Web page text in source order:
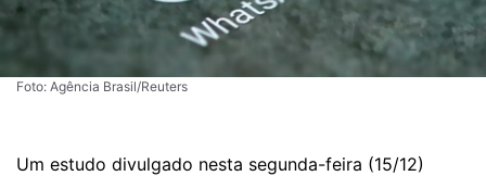
Foto: Agência Brasil/Reuters
Um estudo divulgado nesta segunda-feira (15/12)